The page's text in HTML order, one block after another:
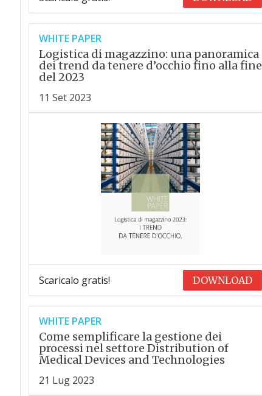
WHITE PAPER
Logistica di magazzino: una panoramica
dei trend da tenere d’occhio fino alla fine
del 2023
11 Set 2023
Scaricalo gratis! DOWNLOAD
WHITE PAPER
Come semplificare la gestione dei
processi nel settore Distribution of
Medical Devices and Technologies
21 Lug 2023